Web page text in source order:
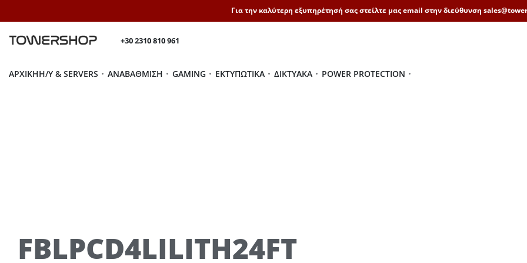
Για την καλύτερη εξυπηρέτησή σας στείλτε μας email στην διεύθυνση
+30 2310 810 961
ΑΡΧΙΚΉH/Y & SERVERS ΑΝΑΒΆΘΜΙΣΗ GAMING ΕΚΤΥΠΩΤΙΚΆ ΔΙΚΤΥΑΚΆ POWER PROTECTION
FBLPCD4LILITH24FT